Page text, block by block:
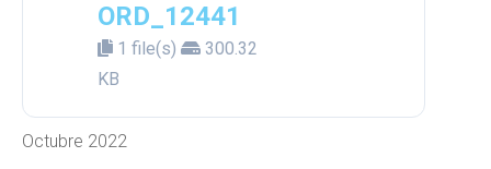
ORD_12441
1 file(s)
300.32
KB
Octubre 2022